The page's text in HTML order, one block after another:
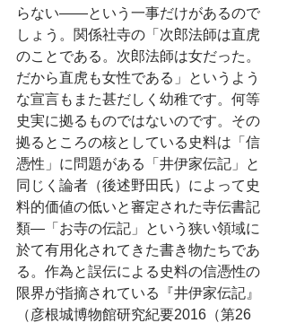
らない――という一事だけがあるので
しょう。関係社寺の「次郎法師は直虎
のことである。次郎法師は女だった。
だから直虎も女性である」というよう
な宣言もまた甚だしく幼稚です。何等
史実に拠るものではないのです。その
拠るところの核としている史料は「信
憑性」に問題がある「井伊家伝記」と
同じく論者（後述野田氏）によって史
料的価値の低いと審定された寺伝書記
類―「お寺の伝記」という狭い領域に
於て有用化されてきた書き物たちであ
る。作為と誤伝による史料の信憑性の
限界が指摘されている『井伊家伝記』
（彦根城博物館研究紀要2016（第26